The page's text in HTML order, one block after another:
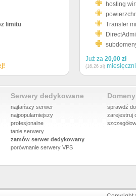
limitu
hosting
Transfer
Już za 20,00 zł
(16,26 zł)
Serwery dedykowane
najtańszy serwer
najpopularniejszy
profesjonalne
tanie serwery
zamów serwer dedykowany
porównanie serwery VPS
sprawdź
zarejestruj